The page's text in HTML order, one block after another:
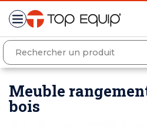
Meuble
bois